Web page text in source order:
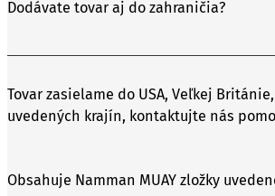
Dodávate tovar aj do zahraničia?
Tovar zasielame do USA, Veľkej
uvedených krajín, kontaktujte nás
Obsahuje Namman MUAY zložky